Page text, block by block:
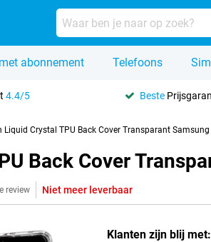
abonnement Telefoons
4.4/5 Beste
Liquid Crystal TPU Back Cover Transparant
Back Cover
review Niet meer leverbaar
Klanten zijn blij met: